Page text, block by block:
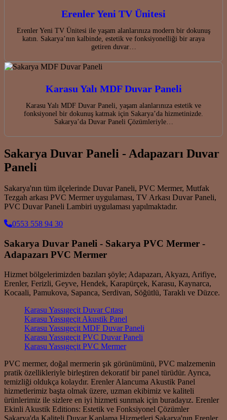
Erenler Yeni TV Ünitesi
Erenler Yeni TV Ünitesi ile yaşam alanlarınıza modern bir dokunuş
katın. Sakarya’nın kalbinde, estetik ve fonksiyonelliği bir araya
getiren duvar…
Karasu Yalı MDF Duvar Paneli
Karasu Yalı MDF Duvar Paneli, yaşam alanlarınıza estetik ve
fonksiyonel bir dokunuş katmak için Sakarya’da hizmetinizde.
Sakarya’da Duvar Paneli Çözümleriyle…
Sakarya Duvar Paneli - Adapazarı Duvar
Paneli
Sakarya'nın tüm ilçelerinde Duvar Paneli, PVC Mermer, Mutfak
Tezgah arkası PVC Mermer uygulaması, TV Arkası Duvar Paneli,
PVC Duvar Paneli Lambiri uygulaması yapılmaktadır.
0553 558 94 30
Sakarya Duvar Paneli - Sakarya PVC Mermer -
Adapazarı PVC Mermer
Hizmet bölgelerimizden bazıları şöyle; Adapazarı, Akyazı, Arifiye,
Erenler, Ferizli, Geyve, Hendek, Karapürçek, Karasu, Kaynarca,
Kocaali, Pamukova, Sapanca, Serdivan, Söğütlü, Taraklı ve Düzce.
Karasu Yassıgeçit Duvar Çıtası
Karasu Yassıgeçit Akustik Panel
Karasu Yassıgeçit MDF Duvar Paneli
Karasu Yassıgeçit PVC Duvar Paneli
Karasu Yassıgeçit PVC Mermer
PVC mermer, doğal mermerin şık görünümünü, PVC malzemenin
pratik özellikleriyle birleştiren dekoratif bir panel türüdür. Ayrıca,
temizliği oldukça kolaydır. Erenler Alancuma Akustik Panel
hizmetlerimiz başta olmak üzere, uzman ekibimiz ve kaliteli
ürünlerimiz ile sizlere en iyi hizmeti sunmak için buradayız. Erenler
Ekinli Akustik Editions: Estetik ve Fonksiyonel Çözümler
Sakarya'da Kaliteli Duvar Kaplama Hizmetleri Sakarya'nın Erenler